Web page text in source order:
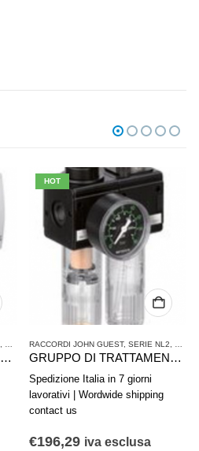
TRATTAMENTO ARIA COMPRESSA
GRUPPO DI TRATTAMENTO ARIA IN 2 PARTI AVENTICS SERIE AS2-ACD R412006300
HOT
RACCORDI JOHN GUEST, SERIE NL2
GRUPPO DI TRATTAMENTO ARIA IN 2 PARTI AVENTICS SERIE NL2-ACD 0821300402
Spedizione Italia in 7 giorni
lavorativi | Wordwide shipping
contact us
€196,29 iva esclusa